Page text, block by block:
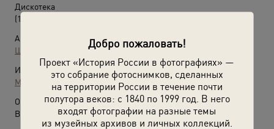
Добро пожаловать!
Проект «История России в фотографиях» —
это собрание фотоснимков, сделанных
на территории России в течение почти
полутора веков: с 1840 по 1999 год. В него
входят фотографии на разные темы
из музейных архивов и личных коллекций.
Дискотека
(1986 год)
Автор:
Ш. Мацкявичус
Источники:
МАММ / МДФ
О фотографии:
Выставка
«Мы ждем перемен»с этой фотографией.